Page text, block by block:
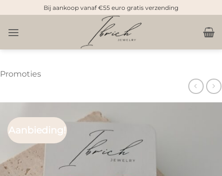
naar
inhoud
Bij aankoop vanaf €55 euro gratis verzending
Promoties
Aanbieding!